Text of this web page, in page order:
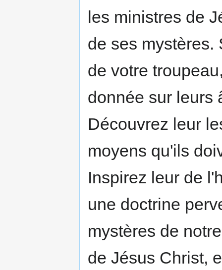
les ministres de
de ses mystères.
de votre
donnée sur leurs
Découvrez leur
moyens qu'ils
Inspirez leur de
une doctrine
mystères de
de Jésus Christ,